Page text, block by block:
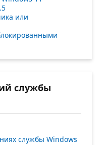
или
службы
службы Windows